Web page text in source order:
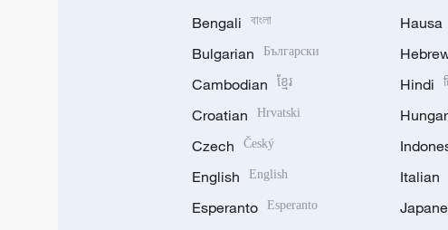
Bengali বাংলা
Bulgarian Български
Cambodian ខ្មែរ
Croatian Hrvatski
Czech Český
English English
Esperanto Esperanto
Hausa
Hindi
Italian